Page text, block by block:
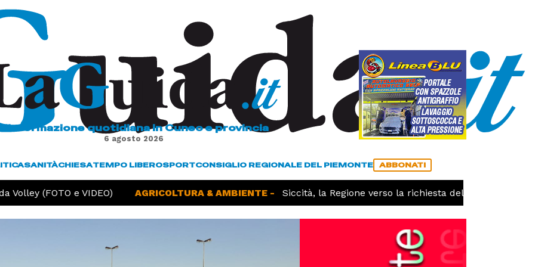
L'informazione quotidiana in Cuneo e provincia
6 agosto 2026
SANITÀCHIESATEMPO LIBEROSPORTCONSIGLIO REGIONALE DEL PIEMONTE ABBONATI
(FOTO e VIDEO) AGRICOLTURA & AMBIENTE - Siccità, la Regione verso la richiesta dello stato di